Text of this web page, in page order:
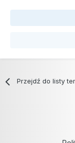
Przejdź do listy